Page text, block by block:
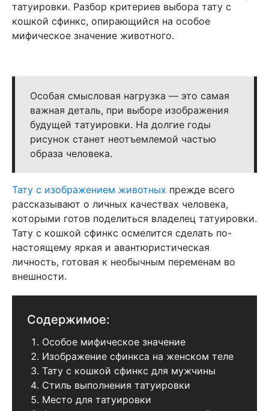
татуировки. Разбор критериев выбора тату с
кошкой сфинкс, опирающийся на особое
мифическое значение животного.
Особая смысловая нагрузка — это самая
важная деталь, при выборе изображения
будущей татуировки. На долгие годы
рисунок станет неотъемлемой частью
образа человека.
Тату с изображением животных прежде всего
рассказывают о личных качествах человека,
которыми готов поделиться владелец татуировки.
Тату с кошкой сфинкс осмелится сделать по-
настоящему яркая и авантюристическая
личность, готовая к необычным переменам во
внешности.
Содержимое:
Особое мифическое значение
Изображение сфинкса на женском теле
Тату с кошкой сфинкс для мужчины
Стиль выполнения татуировки
Место для татуировки